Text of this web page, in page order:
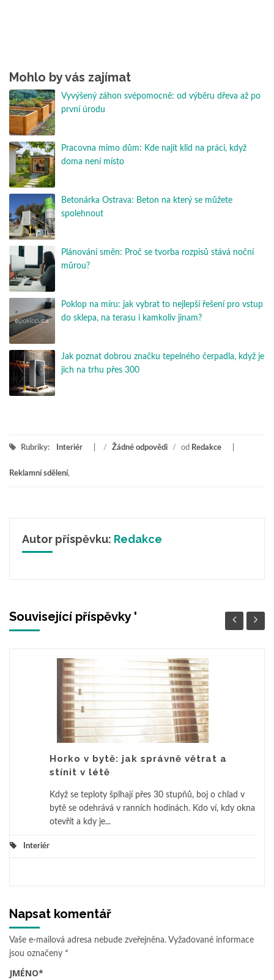
Mohlo by vás zajímat
Vyvýšený záhon svépomocně: od výběru dřeva až po
první úrodu
Pracovna mimo dům: Kde najít klid na práci, když
doma není místo
Betonárka Ostrava: Beton na který se můžete
spolehnout
Plánování směn: Proč se tvorba rozpisů stává noční
můrou?
Poklop na míru: jak vybrat to nejlepší řešení pro vstup
do sklepa, na terasu i kamkoliv jinam?
Jak poznat dobrou značku tepelného čerpadla, když je
jich na trhu přes 300
Rubriky: Interiér / Žádné odpovědi / od Redakce
Reklamní sdělení,
Autor příspěvku: Redakce
Související příspěvky '
Horko v bytě: jak správně větrat a
stínit v létě
Když se teploty šplhají přes 30 stupňů, boj o chlad v
bytě se odehrává v ranních hodinách. Kdo ví, kdy okna
otevřít a kdy je...
Interiér
Napsat komentář
Vaše e-mailová adresa nebude zveřejněna. Vyžadované informace
jsou označeny *
JMÉNO*